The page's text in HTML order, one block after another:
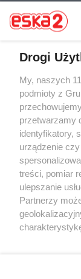
Żaden utwór
tym także
eksploatacji w
Internecie bez
wykorzystanie
tzn. bez
ścigane prawnie.
Drogi
My, naszych
podmioty z
przetwarzamy
identyfikatory,
urządzenie
treści, pomiar
ulepszanie
Partnerzy